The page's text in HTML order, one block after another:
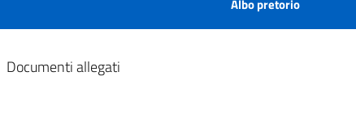
Albo pretorio
Documenti allegati